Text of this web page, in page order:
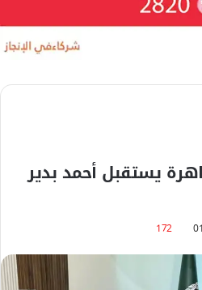
يستقبل أحمد بدير
172